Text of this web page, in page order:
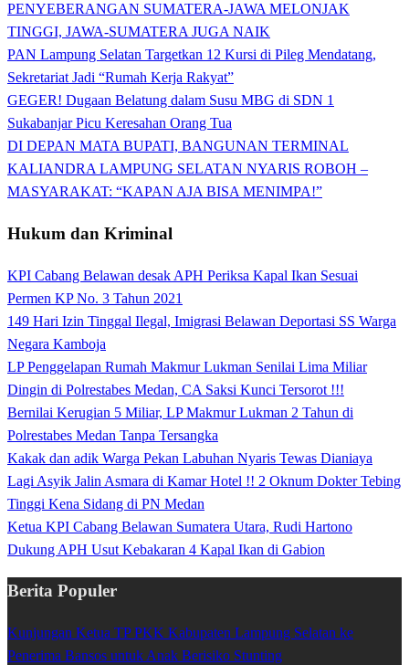
PENYEBERANGAN SUMATERA-JAWA MELONJAK
TINGGI, JAWA-SUMATERA JUGA NAIK
PAN Lampung Selatan Targetkan 12 Kursi di Pileg Mendatang,
Sekretariat Jadi “Rumah Kerja Rakyat”
GEGER! Dugaan Belatung dalam Susu MBG di SDN 1
Sukabanjar Picu Keresahan Orang Tua
DI DEPAN MATA BUPATI, BANGUNAN TERMINAL
KALIANDRA LAMPUNG SELATAN NYARIS ROBOH –
MASYARAKAT: “KAPAN AJA BISA MENIMPA!”
Hukum dan Kriminal
KPI Cabang Belawan desak APH Periksa Kapal Ikan Sesuai
Permen KP No. 3 Tahun 2021
149 Hari Izin Tinggal Ilegal, Imigrasi Belawan Deportasi SS Warga
Negara Kamboja
LP Penggelapan Rumah Makmur Lukman Senilai Lima Miliar
Dingin di Polrestabes Medan, CA Saksi Kunci Tersorot !!!
Bernilai Kerugian 5 Miliar, LP Makmur Lukman 2 Tahun di
Polrestabes Medan Tanpa Tersangka
Kakak dan adik Warga Pekan Labuhan Nyaris Tewas Dianiaya
Lagi Asyik Jalin Asmara di Kamar Hotel !! 2 Oknum Dokter Tebing
Tinggi Kena Sidang di PN Medan
Ketua KPI Cabang Belawan Sumatera Utara, Rudi Hartono
Dukung APH Usut Kebakaran 4 Kapal Ikan di Gabion
Berita Populer
Kunjungan Ketua TP PKK Kabupaten Lampung Selatan ke
Penerima Bansos untuk Anak Berisiko Stunting